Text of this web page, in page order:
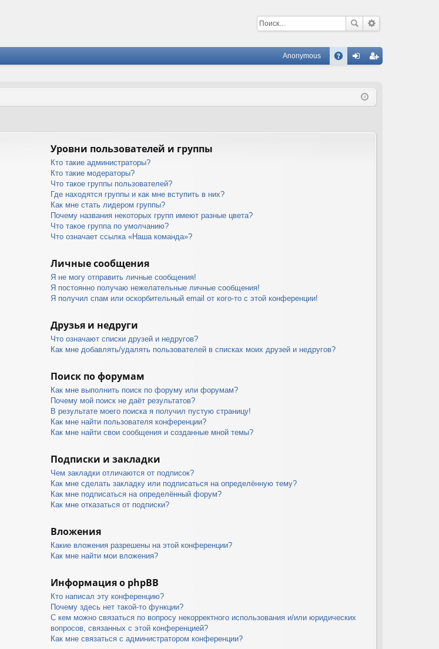
С
Anonymous
ис
Уровни пользователей и группы
Кто такие администраторы?
Кто такие модераторы?
Что такое группы пользователей?
Где находятся группы и как мне вступить в них?
Как мне стать лидером группы?
Почему названия некоторых групп имеют разные цвета?
Что такое группа по умолчанию?
Что означает ссылка «Наша команда»?
Личные сообщения
Я не могу отправить личные сообщения!
Я постоянно получаю нежелательные личные сообщения!
Я получил спам или оскорбительный email от кого-то с этой конференции!
Друзья и недруги
Что означают списки друзей и недругов?
Как мне добавлять/удалять пользователей в списках моих друзей и недругов?
Поиск по форумам
Как мне выполнить поиск по форуму или форумам?
Почему мой поиск не даёт результатов?
В результате моего поиска я получил пустую страницу!
Как мне найти пользователя конференции?
Как мне найти свои сообщения и созданные мной темы?
Подписки и закладки
Чем закладки отличаются от подписок?
Как мне сделать закладку или подписаться на определённую тему?
Как мне подписаться на определённый форум?
Как мне отказаться от подписки?
Вложения
Какие вложения разрешены на этой конференции?
Как мне найти мои вложения?
Информация о phpBB
Кто написал эту конференцию?
Почему здесь нет такой-то функции?
С кем можно связаться по вопросу некорректного использования и/или юридических
вопросов, связанных с этой конференцией?
Как мне связаться с администратором конференции?